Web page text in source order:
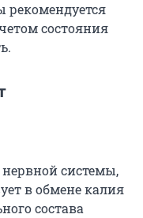
состояния
системы,
в обмене калия
состава